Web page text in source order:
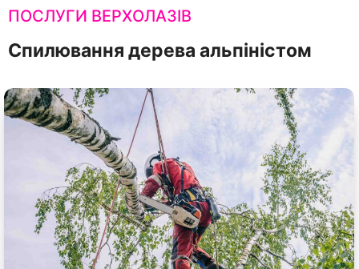
ПОСЛУГИ ВЕРХОЛАЗІВ
Спилювання дерева альпіністом